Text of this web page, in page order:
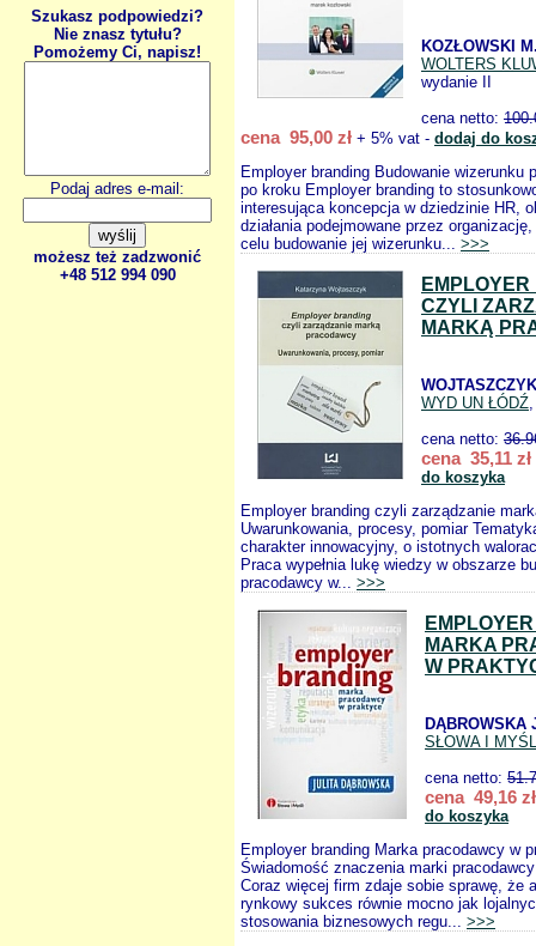
Szukasz podpowiedzi?
Nie znasz tytułu?
Pomożemy Ci, napisz!
Podaj adres e-mail:
możesz też zadzwonić
+48 512 994 090
KOZŁOWSKI
WOLTERS
wydanie II
cena netto:
cena 95,00 zł + 5% vat - dodaj do
Employer branding Budowanie wizerunku
po kroku Employer branding to
interesująca koncepcja w dziedzinie HR,
działania podejmowane przez
celu budowanie jej wizerunku... >>>
CZYLI
MARKĄ
WYD UN ŁÓDŹ
cena netto:
cena 35,11 zł
do koszyka
Employer branding czyli zarządzanie
Uwarunkowania, procesy, pomiar
charakter innowacyjny, o istotnych
Praca wypełnia lukę wiedzy w obszarze
pracodawcy w... >>>
MARKA
W
DĄBROWSKA
SŁOWA I
cena netto:
cena 49,16 zł
do koszyka
Employer branding Marka pracodawcy w
Świadomość znaczenia marki
Coraz więcej firm zdaje sobie sprawę, że
rynkowy sukces równie mocno jak
stosowania biznesowych regu... >>>